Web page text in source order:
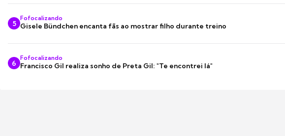
5
Fofocalizando
Gisele Bündchen encanta fãs ao mostrar filho durante treino
6
Fofocalizando
Francisco Gil realiza sonho de Preta Gil: "Te encontrei lá"